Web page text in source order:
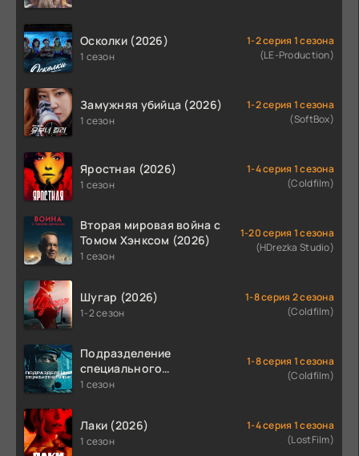
Осколки (2026)
1 сезон
1-2 серия 1 сезона
(LE-Production)
Замужняя убийца (2026)
1 сезон
1-2 серия 1 сезона
(SoftBox)
Яростная (2026)
1 сезон
1-4 серия 1 сезона
(Coldfilm)
Вторая мировая война с
Томом Хэнксом (2026)
1 сезон
1-20 серия 1 сезона
(HDrezka Studio)
Шугар (2026)
1-2 сезон
1-8 серия 2 сезона
(Coldfilm)
Подразделение
специального
назначения (2026)
1 сезон
1-8 серия 1 сезона
(Coldfilm)
Лаки (2026)
1 сезон
1-4 серия 1 сезона
(LostFilm)